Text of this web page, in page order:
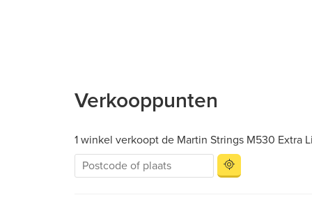
Verkooppunten
1 winkel verkoopt de Martin Strings M530 Extra